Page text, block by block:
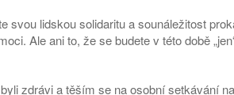
svou lidskou solidaritu a sounáležitost
Ale ani to, že se budete v této době
zdrávi a těším se na osobní setkávání